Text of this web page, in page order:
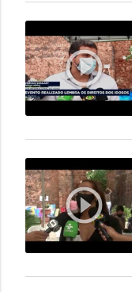
play_circle_outline
play_circle_outline